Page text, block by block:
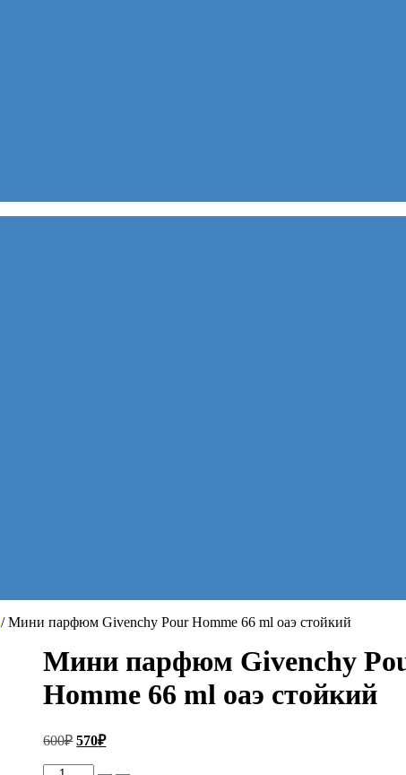
/ Мини парфюм Givenchy Pour Homme 66 ml оаэ стойкий
Мини парфюм Givenchy
Homme 66 ml оаэ стойкий
600₽ Первоначальная
составляла
570₽Текущая
Количество